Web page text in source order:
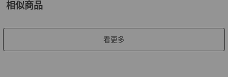
相似商品
看更多